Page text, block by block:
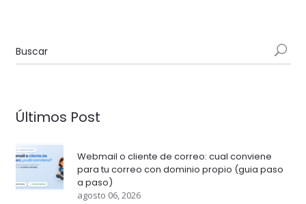
Últimos Post
Webmail o cliente de correo: cual conviene
para tu correo con dominio propio (guia paso
a paso)
agosto 06, 2026